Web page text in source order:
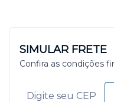
SIMULAR FRETE
Confira as condições